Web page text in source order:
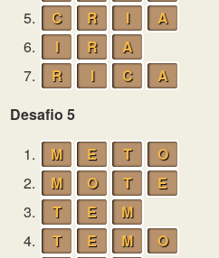
5.
C R I
A
6.
I R
A
7.
R I C
A
Desafio 5
1.
M E T
O
2.
M O T
E
3.
T E
M
4.
T E M
O